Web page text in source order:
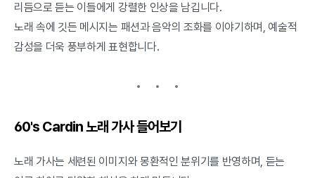
리듬으로 듣는 이들에게 강렬한 인상을 남깁니다.
노래 속에 깃든 메시지는 패션과 음악의 조화를 이야기하며, 예술적
감성을 더욱 풍부하게 표현합니다.
60's Cardin 노래 가사 들어보기
노래 가사는 세련된 이미지와 몽환적인 분위기를 반영하며, 듣는